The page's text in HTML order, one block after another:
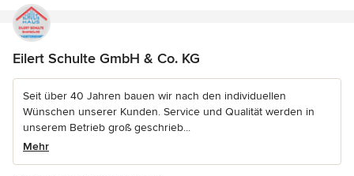
Eilert Schulte GmbH & Co. KG
Seit über 40 Jahren bauen wir nach den individuellen
Wünschen unserer Kunden. Service und Qualität werden in
unserem Betrieb groß geschrieb...
Mehr